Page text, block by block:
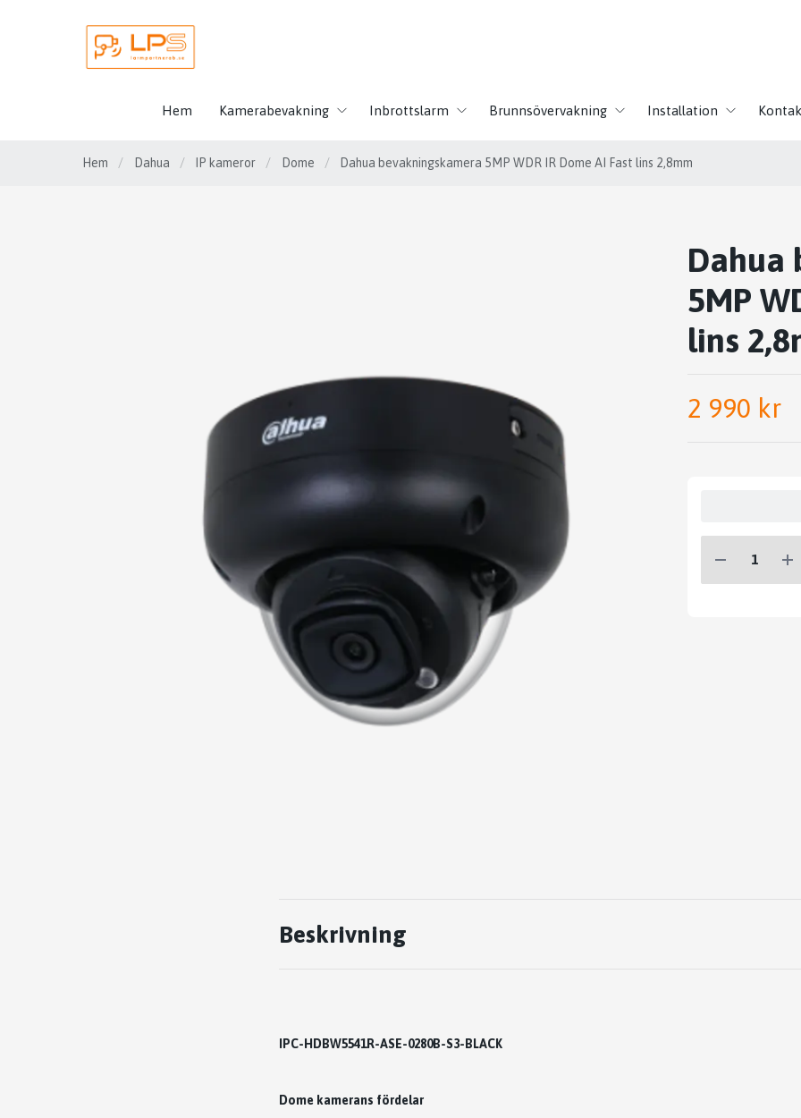
Hem Kamerabevakning Inbrottslarm Brunnsövervakning Installation
Hem / Dahua / IP kameror / Dome / Dahua bevakningskamera 5MP WDR IR Dome AI Fast lins 2,8mm
Dahua
5MP
lins
2 990 kr
Beskrivning
IPC-HDBW5541R-ASE-0280B-S3-BLACK
Dome kamerans fördelar